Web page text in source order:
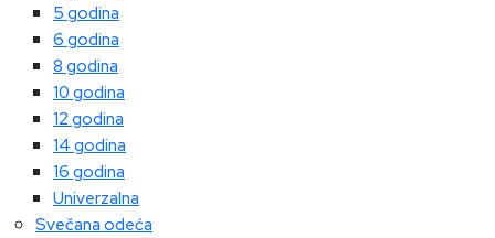
5 godina
6 godina
8 godina
10 godina
12 godina
14 godina
16 godina
Univerzalna
Svečana odeća